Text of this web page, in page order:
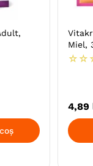
Miel,
☆ ☆
4,89